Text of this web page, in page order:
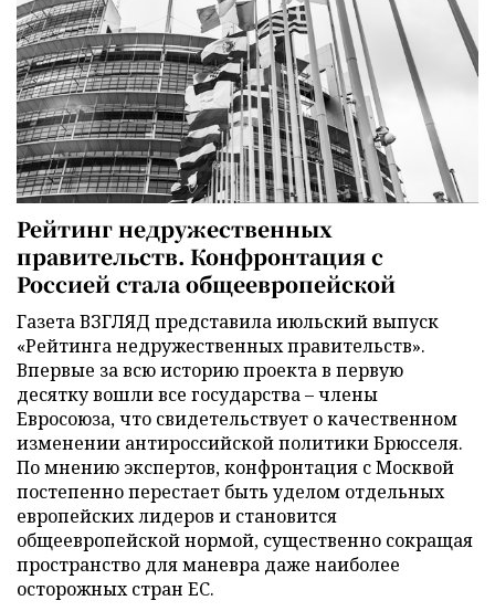
Рейтинг недружественных
правительств. Конфронтация с
Россией стала общеевропейской
Газета ВЗГЛЯД представила июльский выпуск
«Рейтинга недружественных правительств».
Впервые за всю историю проекта в первую
десятку вошли все государства – члены
Евросоюза, что свидетельствует о качественном
изменении антироссийской политики Брюсселя.
По мнению экспертов, конфронтация с Москвой
постепенно перестает быть уделом отдельных
европейских лидеров и становится
общеевропейской нормой, существенно сокращая
пространство для маневра даже наиболее
осторожных стран ЕС.